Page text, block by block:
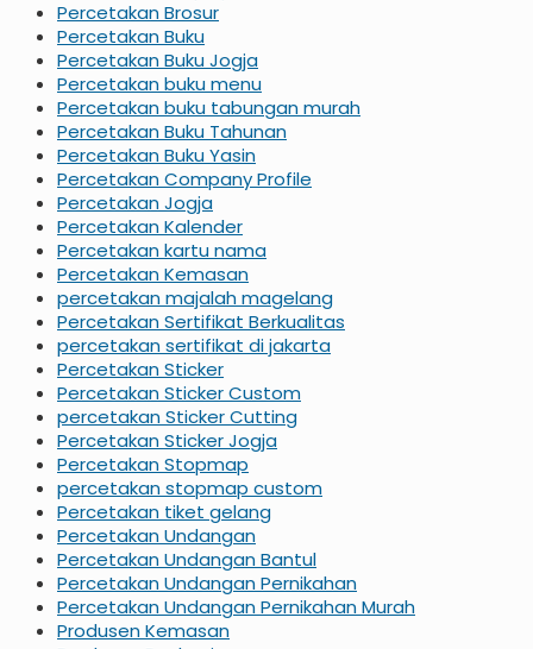
Percetakan Brosur
Percetakan Buku
Percetakan Buku Jogja
Percetakan buku menu
Percetakan buku tabungan murah
Percetakan Buku Tahunan
Percetakan Buku Yasin
Percetakan Company Profile
Percetakan Jogja
Percetakan Kalender
Percetakan kartu nama
Percetakan Kemasan
percetakan majalah magelang
Percetakan Sertifikat Berkualitas
percetakan sertifikat di jakarta
Percetakan Sticker
Percetakan Sticker Custom
percetakan Sticker Cutting
Percetakan Sticker Jogja
Percetakan Stopmap
percetakan stopmap custom
Percetakan tiket gelang
Percetakan Undangan
Percetakan Undangan Bantul
Percetakan Undangan Pernikahan
Percetakan Undangan Pernikahan Murah
Produsen Kemasan